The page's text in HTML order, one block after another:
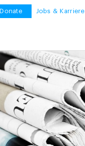
Donate Jobs & Karriere